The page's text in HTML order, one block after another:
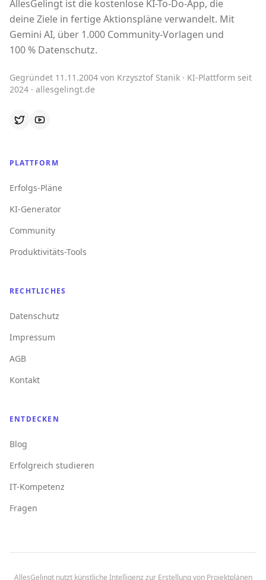
AllesGelingt ist die kostenlose KI-To-Do-App, die
deine Ziele in fertige Aktionspläne verwandelt. Mit
Gemini AI, über 1.000 Community-Vorlagen und
100 % Datenschutz.
Gegründet 11.11.2004 von Krzysztof Stanik · KI-Plattform seit
2024 · allesgelingt.de
PLATTFORM
Erfolgs-Pläne
KI-Generator
Community
Produktivitäts-Tools
RECHTLICHES
Datenschutz
Impressum
AGB
Kontakt
ENTDECKEN
Blog
Erfolgreich studieren
IT-Kompetenz
Fragen
AllesGelingt nutzt künstliche Intelligenz zur Erstellung von Projektplänen